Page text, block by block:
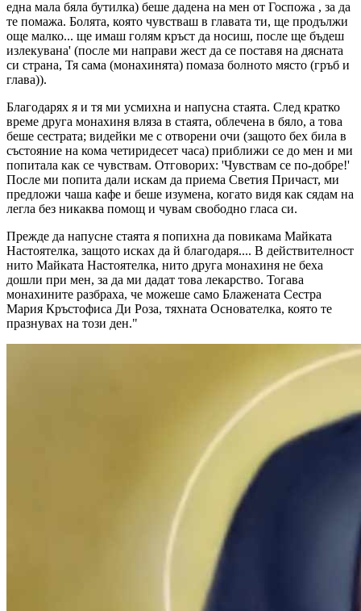
една мала бялa бутилкa) беше дадена на мен от Госпожа , за да
те помажа. Болята, която чувстваш в главата ти, ще продължи
още малко... ще имаш голям кръст да носиш, после ще бъдеш
излекувана' (после ми направи жест да се поставя на дясната
си страна, Тя сама (монахинята) помаза болното място (гръб и
глава)).
Благодарях я и тя ми усмихна и напусна стаята. След кратко
време друга монахиня влязa в стаята, облечена в бяло, а това
беше сестрата; видeйки ме с отворени очи (защото бех била в
състояние на кома четиридесет часа) приближи се до мен и ми
попитала как се чувствам. Отговорих: 'Чувствaм се по-добре!'
После ми попита дали искам да приема Светия Причаст, ми
предложи чаша кафе и беше изумена, когато видя как сядам на
легла без никаква помощ и чувам свободно гласа си.
Прежде да напусне стаята я попихна да повикама Майката
Настоятелка, защото исках да й благодаря.... В действителност
нито Майката Настоятелка, нито друга монахиня не бeха
дошли при мен, за да ми дадат това лекарство. Тогава
монахините разбраха, че можеше само Блажената Сестра
Мария Кръстофиса Ди Роза, тяхната Основателка, която те
празнувах на този ден."